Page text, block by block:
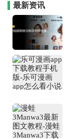
最新资讯